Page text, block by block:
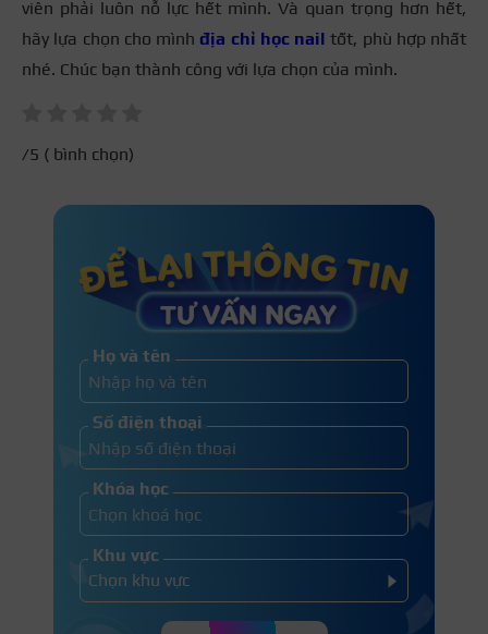
viên phải luôn nỗ lực hết mình. Và quan trọng hơn hết,
hãy lựa chọn cho mình địa chỉ học nail tốt, phù hợp nhất
nhé. Chúc bạn thành công với lựa chọn của mình.
/5 ( bình chọn)
Họ và tên
Số điện thoại
Khóa học
Khu vực